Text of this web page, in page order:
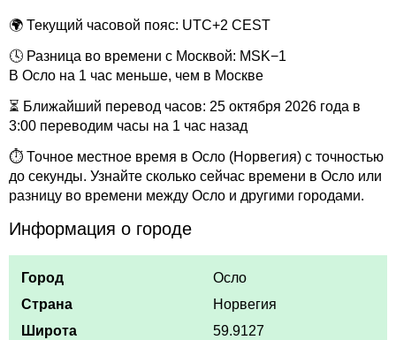
🌍 Текущий часовой пояс: UTC+2 CEST
🕓 Разница во времени с Москвой: MSK−1
В Осло на 1 час меньше, чем в Москве
⏳ Ближайший перевод часов: 25 октября 2026 года в
3:00 переводим часы на 1 час назад
⏱ Точное местное время в Осло (Норвегия) с точностью
до секунды. Узнайте сколько сейчас времени в Осло или
разницу во времени между Осло и другими городами.
Информация о городе
Город
Осло
Страна
Норвегия
Широта
59.9127